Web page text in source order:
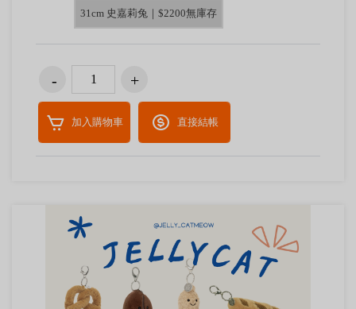
31cm 史嘉莉兔｜$2200無庫存
加入購物車 直接結帳